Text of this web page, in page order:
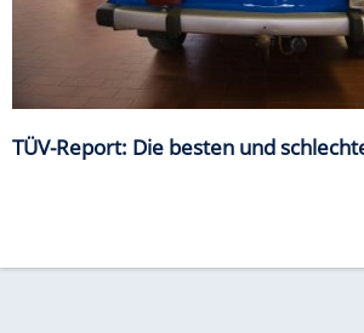
TÜV-Report: Die besten und